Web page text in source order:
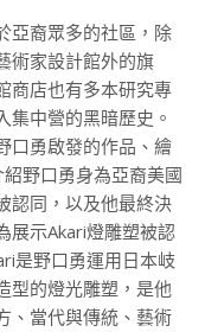
亞裔眾多的社區，除
術家設計館外的旗
商店也有多本研究專
集中營的黑暗歷史。
口勇啟發的作品、繪
野口勇身為亞裔美國
認同，以及他最終決
展示Akari燈雕塑被認
是野口勇運用日本岐
型的燈光雕塑，是他
、當代與傳統、藝術